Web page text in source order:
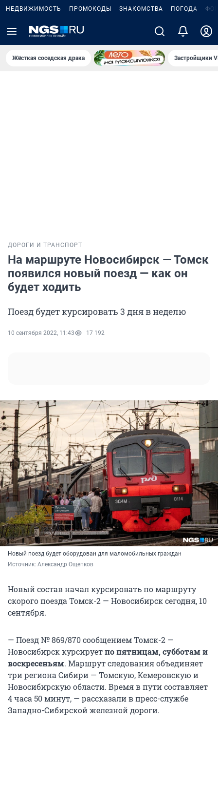
НЕДВИЖИМОСТЬ ПРОМОКОДЫ ЗНАКОМСТВА ПОГОДА
Жёсткая соседская драка Застройщики
ДОРОГИ И ТРАНСПОРТ
На маршруте Новосибирск — Томск
появился новый поезд — как он
будет ходить
Поезд будет курсировать 3 дня в неделю
10 сентября 2022, 11:43 17 192
Новый поезд будет оборудован для маломобильных граждан
Источник: Александр Ощепков
Новый состав начал курсировать по маршруту
скорого поезда Томск-2 — Новосибирск сегодня, 10
сентября.
— Поезд № 869/870 сообщением Томск-2 —
Новосибирск курсируетпо пятницам, субботам и
воскресеньям. Маршрут следования объединяет
три региона Сибири — Томскую, Кемеровскую и
Новосибирскую области. Время в пути составляет
4 часа 50 минут, — рассказали в пресс-службе
Западно-Сибирской железной дороги.